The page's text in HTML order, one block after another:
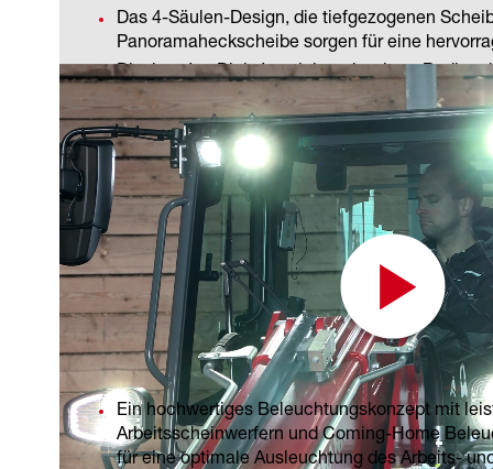
Das 4-Säulen-Design, die tiefgezogenen
Panoramaheckscheibe sorgen für eine
Display, Jog Dial, Joystick und weitere
zusammenhängenden Bedienkonsole
dem Fahrersitz und federn bei Bewegung mit.
angeordneten Bedienelemente, das
reduzierten Vibrationen und Geräusche im
Komfort für den Fahrer.
Optimale Ausleuchtung
Ein hochwertiges Beleuchtungskonzept mit
Arbeitsscheinwerfern und Coming-Home
für eine optimale Ausleuchtung des Arbeits-